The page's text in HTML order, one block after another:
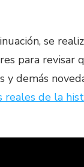
se
para revisar
demás
de la